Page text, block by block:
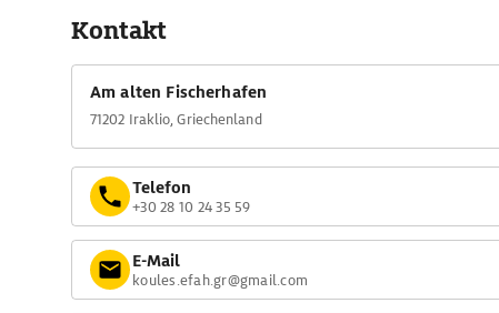
Kontakt
Am alten Fischerhafen
71202 Iraklio, Griechenland
Telefon
+30 28 10 24 35 59
E-Mail
koules.efah.gr@gmail.com